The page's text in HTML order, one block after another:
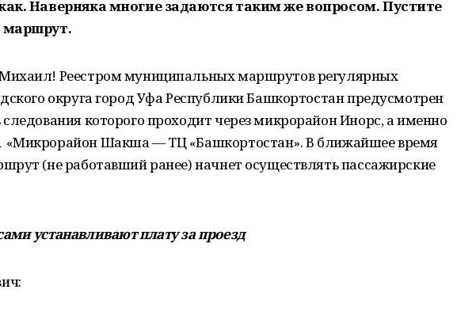
Наверняка многие задаются таким же вопросом. Пустите
маршрут.
Реестром муниципальных маршрутов регулярных
округа город Уфа Республики Башкортостан предусмотрен
которого проходит через микрорайон Инорс, а именно
Шакша — ТЦ «Башкортостан». В ближайшее время
(не работавший ранее) начнет осуществлять пассажирские
устанавливают плату за проезд